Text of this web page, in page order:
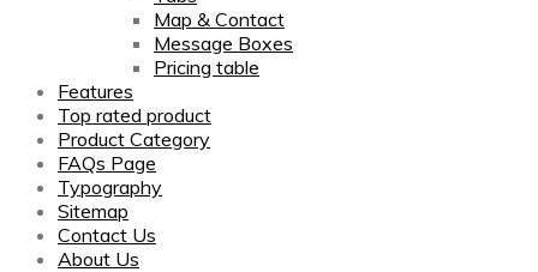
Map & Contact
Message Boxes
Pricing table
Features
Top rated product
Product Category
FAQs Page
Typography
Sitemap
Contact Us
About Us